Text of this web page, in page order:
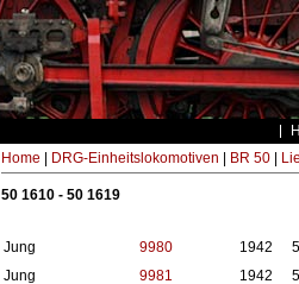
Home DRG-Einheitslokomotiven BR 50|
50 1610 - 50 1619
Jung 9980 1942
Jung
9981 1942